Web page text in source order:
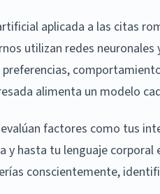
aplicada a las citas
utilizan redes
alimenta un modelo
factores como tus
y hasta tu lenguaje
conscientemente,